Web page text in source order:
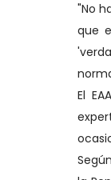
"No
que
El